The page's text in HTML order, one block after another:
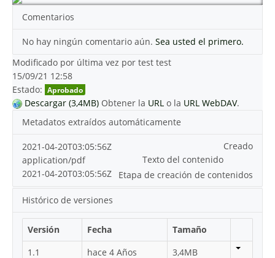
Comentarios
No hay ningún comentario aún. Sea usted el primero.
Modificado por última vez por test test
15/09/21 12:58
Estado: Aprobado
Descargar (3,4MB) Obtener la URL o la URL WebDAV.
Metadatos extraídos automáticamente
Creado
2021-04-20T03:05:56Z
Texto del contenido
application/pdf
Etapa de creación de contenidos
2021-04-20T03:05:56Z
Histórico de versiones
Versión Fecha
Tamaño
1.1
hace 4 Años
3,4MB